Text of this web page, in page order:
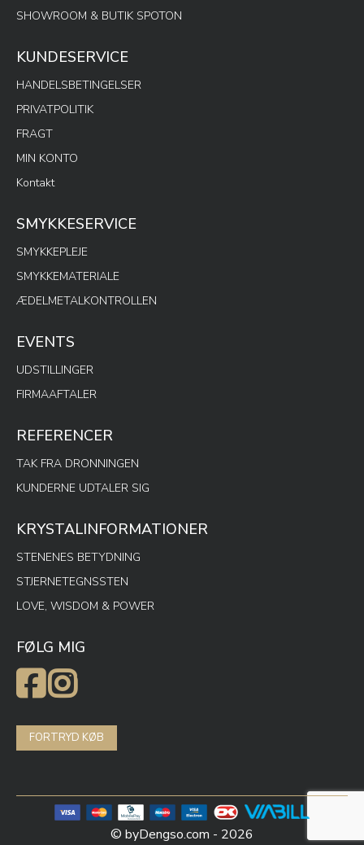
SHOWROOM & BUTIK SPOTON
KUNDESERVICE
HANDELSBETINGELSER
PRIVATPOLITIK
FRAGT
MIN KONTO
Kontakt
SMYKKESERVICE
SMYKKEPLEJE
SMYKKEMATERIALE
ÆDELMETALKONTROLLEN
EVENTS
UDSTILLINGER
FIRMAAFTALER
REFERENCER
TAK FRA DRONNINGEN
KUNDERNE UDTALER SIG
KRYSTALINFORMATIONER
STENENES BETYDNING
STJERNETEGNSSTEN
LOVE, WISDOM & POWER
FØLG MIG
FORTRYD KØB
© byDengso.com - 2026